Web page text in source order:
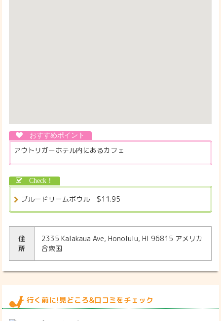
アウトリガーホテル内にあるカフェ
ブルードリームボウル $11.95
住
所
2335 Kalakaua Ave, Honolulu, HI 96815 アメリカ
合衆国
行く前に!見どころ&口コミをチェック